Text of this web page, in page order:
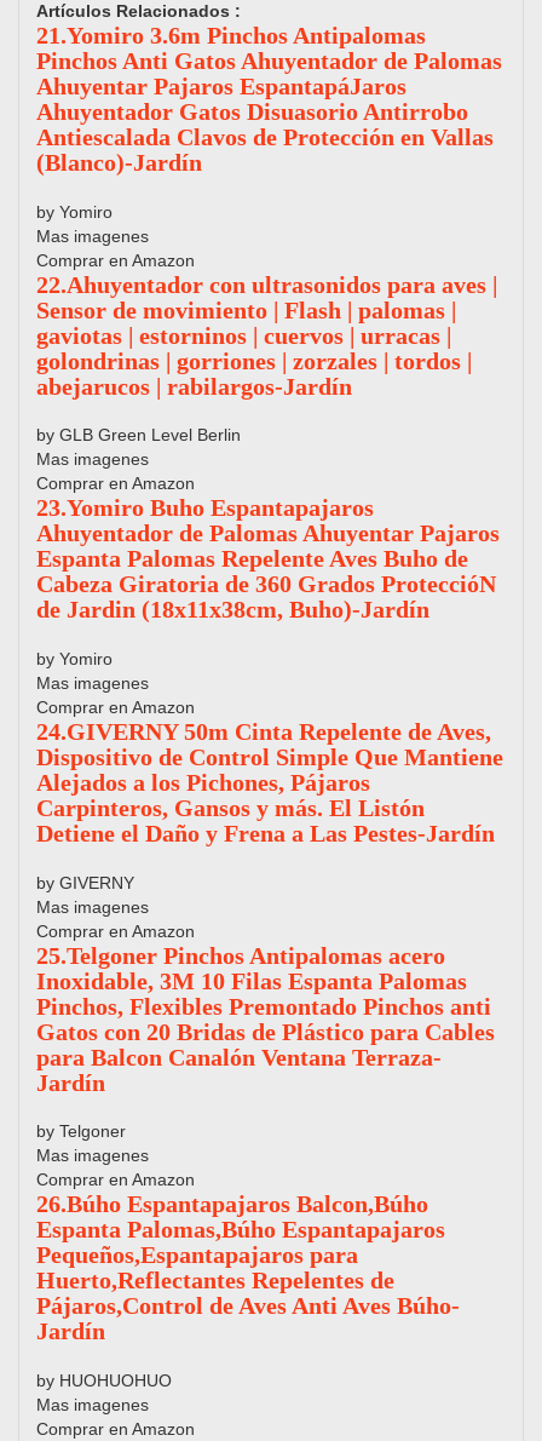
Artículos Relacionados :
21.Yomiro 3.6m Pinchos Antipalomas
Pinchos Anti Gatos Ahuyentador de Palomas
Ahuyentar Pajaros EspantapáJaros
Ahuyentador Gatos Disuasorio Antirrobo
Antiescalada Clavos de Protección en Vallas
(Blanco)-Jardín
by Yomiro
Mas imagenes
Comprar en Amazon
22.Ahuyentador con ultrasonidos para aves |
Sensor de movimiento | Flash | palomas |
gaviotas | estorninos | cuervos | urracas |
golondrinas | gorriones | zorzales | tordos |
abejarucos | rabilargos-Jardín
by GLB Green Level Berlin
Mas imagenes
Comprar en Amazon
23.Yomiro Buho Espantapajaros
Ahuyentador de Palomas Ahuyentar Pajaros
Espanta Palomas Repelente Aves Buho de
Cabeza Giratoria de 360 Grados ProteccióN
de Jardin (18x11x38cm, Buho)-Jardín
by Yomiro
Mas imagenes
Comprar en Amazon
24.GIVERNY 50m Cinta Repelente de Aves,
Dispositivo de Control Simple Que Mantiene
Alejados a los Pichones, Pájaros
Carpinteros, Gansos y más. El Listón
Detiene el Daño y Frena a Las Pestes-Jardín
by GIVERNY
Mas imagenes
Comprar en Amazon
25.Telgoner Pinchos Antipalomas acero
Inoxidable, 3M 10 Filas Espanta Palomas
Pinchos, Flexibles Premontado Pinchos anti
Gatos con 20 Bridas de Plástico para Cables
para Balcon Canalón Ventana Terraza-
Jardín
by Telgoner
Mas imagenes
Comprar en Amazon
26.Búho Espantapajaros Balcon,Búho
Espanta Palomas,Búho Espantapajaros
Pequeños,Espantapajaros para
Huerto,Reflectantes Repelentes de
Pájaros,Control de Aves Anti Aves Búho-
Jardín
by HUOHUOHUO
Mas imagenes
Comprar en Amazon